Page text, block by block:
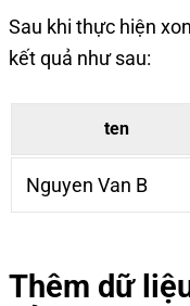
Sau khi thực hiện
kết quả như sau:
ten
Nguyen Van B
Thêm dữ